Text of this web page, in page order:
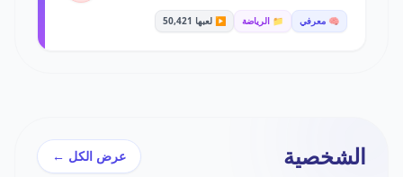
🧠 معرفي 📁 الرياضة ▶️ لعبها 50,421
الشخصية عرض الكل ←